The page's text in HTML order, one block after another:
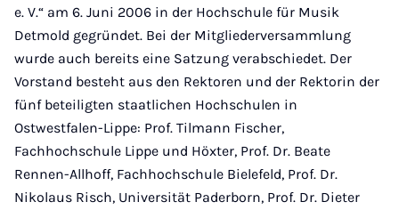
e. V.“ am 6. Juni 2006 in der Hochschule für Musik
Detmold gegründet. Bei der Mitgliederversammlung
wurde auch bereits eine Satzung verabschiedet. Der
Vorstand besteht aus den Rektoren und der Rektorin der
fünf beteiligten staatlichen Hochschulen in
Ostwestfalen-Lippe: Prof. Tilmann Fischer,
Fachhochschule Lippe und Höxter, Prof. Dr. Beate
Rennen-Allhoff, Fachhochschule Bielefeld, Prof. Dr.
Nikolaus Risch, Universität Paderborn, Prof. Dr. Dieter